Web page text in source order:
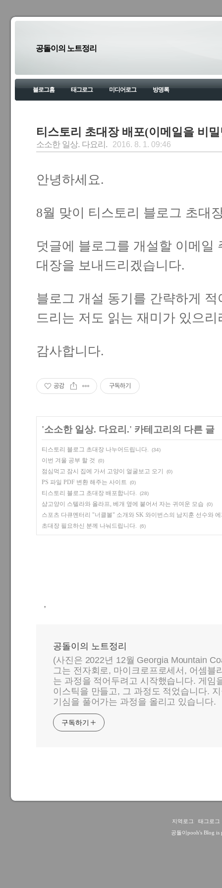
공돌이의 노트정리
블로그홈 태그로그 미디어로그 방명록
티스토리 초대장 배포(이메일을 비
소소한 일상. 다요리. 2016. 8. 1. 09:46
안녕하세요.
8월 맞이 티스토리 블로그 초대
덧글에 블로그를 개설할 이메일
대장을 보내드리겠습니다.
블로그 개설 동기를 간략하게
드리는 저도 읽는 재미가 있으
감사합니다.
공감 구독하기
'소소한 일상. 다요리.' 카테고리의 다른 글
티스토리 블로그 초대장 나누어드립니다. (34)
이번 겨울 공부 할 것 (0)
점심먹고 잠시 집에 가서 고양이 얼굴보고 오기 (0)
PS 파일 PDF 변환 해주는 사이트 (0)
티스토리 블로그 초대장 배포합니다. (28)
샴고양이 스텔라와 올라프, 베개 옆에 붙어서 자는 귀여운 모습 (0)
스포츠 다큐멘터리 "너클볼" 소개와 SK 와이번스의 남지훈 선수와
초대장 필요하신 분께 나눠드립니다.
(6)
,
공돌이의 노트정리
(사진은 2022년 12월 Georgia Mountain
그는 전자회로, 마이크로프로세서, 어셈블
는 과정을 적어두려고 시작했습니다. 게임
이스틱을 만들고, 그 과정도 적었습니다.
기심을 풀어가는 과정을 올리고 있습니다.
구독하기
지역로그 : 태그로그
공돌이pooh's Blog is